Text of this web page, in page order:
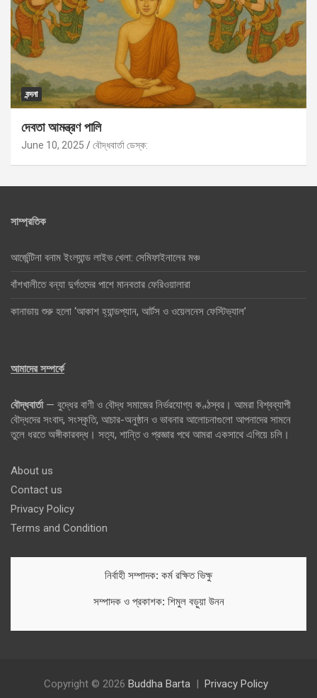
বন্দনা
দেবতা আমন্ত্রণ পালি
June 10, 2025 বৌদ্ধবার্তা ডেস্ক:
সাম্প্রতিক
আর্জেন্টিনা বনাম ইংল্যান্ড লাইভ খেলা: সেমিফাইনালের মঞ্চ
বাঁশখালীতে বন্যা দুর্গতদের পাশে মানবতার ফেরিওয়ালারা
কানাডায় শুরু হলো ‘আকাশ হ্যান্ডপ্যান, আর্টস ও ওয়েলনেস ফেস্টিভ্যাল’
আমাদের সম্পর্কে
বৌদ্ধবার্তা— বুদ্ধের বাণী ও বৌদ্ধ সমাজের নির্ভরযোগ্য কণ্ঠস্বর। আমরা বিশ্বব্যাপী
বৌদ্ধদের সংবাদ, সংস্কৃতি, আচার-অনুষ্ঠান ও ভাবনার আলোচনাগুলো আপনাদের সামনে
তুলে ধরতে অঙ্গীকারবদ্ধ। সত্য, শান্তি ও প্রজ্ঞার পথে আমরা একসাথে এগিয়ে চলি।
About us
Contact us
Privacy Policy
Terms and Condition
নির্বাহী সম্পাদক: কর্ম রক্ষিত ভিক্ষু
সম্পাদক ও প্রকাশক: শিমুল বড়ুয়া উনন
Copyright © 2026 Buddha Barta Privacy Policy